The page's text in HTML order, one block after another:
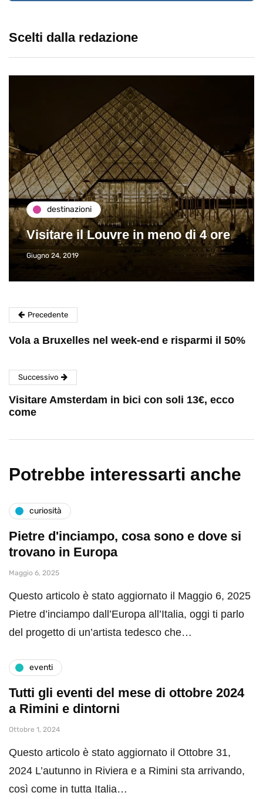
Scelti dalla redazione
destinazioni
Visitare il Louvre in meno di 4 ore
Giugno 24, 2019
Precedente
Vola a Bruxelles nel week-end e risparmi il 50%
Successivo
Visitare Amsterdam in bici con soli 13€, ecco
come
Potrebbe interessarti anche
curiosità
Pietre d'inciampo, cosa sono e dove si
trovano in Europa
Maggio 6, 2025
Questo articolo è stato aggiornato il Maggio 6, 2025
Pietre d’inciampo dall’Europa all’Italia, oggi ti parlo
del progetto di un’artista tedesco che…
eventi
Tutti gli eventi del mese di ottobre 2024
a Rimini e dintorni
Ottobre 1, 2024
Questo articolo è stato aggiornato il Ottobre 31,
2024 L’autunno in Riviera e a Rimini sta arrivando,
così come in tutta Italia…